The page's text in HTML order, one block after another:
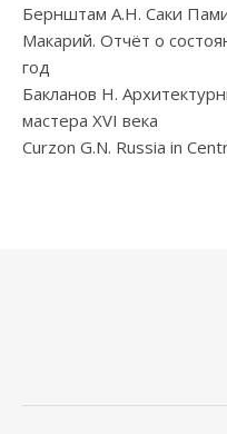
Бернштам А.Н. Саки
Макарий. Отчёт о
год
Бакланов Н.
мастера XVI века
Curzon G.N. Russia in